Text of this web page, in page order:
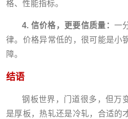
格、性能指标。
4. 信价格，更要信质量： 一
律。价格异常低的，很可能是小
障。
结语
钢板世界，门道很多，但万
是厚板，热轧还是冷轧，合适的